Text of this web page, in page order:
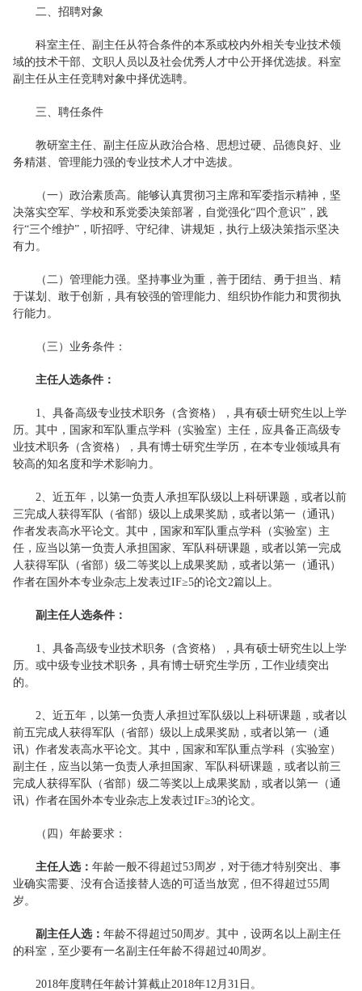
二、招聘对象
科室主任、副主任从符合条件的本系或校内外相关专业技术领
域的技术干部、文职人员以及社会优秀人才中公开择优选拔。科室
副主任从主任竞聘对象中择优选聘。
三、聘任条件
教研室主任、副主任应从政治合格、思想过硬、品德良好、业
务精湛、管理能力强的专业技术人才中选拔。
（一）政治素质高。能够认真贯彻习主席和军委指示精神，坚
决落实空军、学校和系党委决策部署，自觉强化“四个意识”，践
行“三个维护”，听招呼、守纪律、讲规矩，执行上级决策指示坚决
有力。
（二）管理能力强。坚持事业为重，善于团结、勇于担当、精
于谋划、敢于创新，具有较强的管理能力、组织协作能力和贯彻执
行能力。
（三）业务条件：
主任人选条件：
1、具备高级专业技术职务（含资格），具有硕士研究生以上学
历。其中，国家和军队重点学科（实验室）主任，应具备正高级专
业技术职务（含资格），具有博士研究生学历，在本专业领域具有
较高的知名度和学术影响力。
2、近五年，以第一负责人承担军队级以上科研课题，或者以前
三完成人获得军队（省部）级以上成果奖励，或者以第一（通讯）
作者发表高水平论文。其中，国家和军队重点学科（实验室）主
任，应当以第一负责人承担国家、军队科研课题，或者以第一完成
人获得军队（省部）级二等奖以上成果奖励，或者以第一（通讯）
作者在国外本专业杂志上发表过IF≥5的论文2篇以上。
副主任人选条件：
1、具备高级专业技术职务（含资格），具有硕士研究生以上学
历。或中级专业技术职务，具有博士研究生学历，工作业绩突出
的。
2、近五年，以第一负责人承担过军队级以上科研课题，或者以
前五完成人获得军队（省部）级以上成果奖励，或者以第一（通
讯）作者发表高水平论文。其中，国家和军队重点学科（实验室）
副主任，应当以第一负责人承担国家、军队科研课题，或者以前三
完成人获得军队（省部）级二等奖以上成果奖励，或者以第一（通
讯）作者在国外本专业杂志上发表过IF≥3的论文。
（四）年龄要求：
主任人选： 年龄一般不得超过53周岁，对于德才特别突出、事
业确实需要、没有合适接替人选的可适当放宽，但不得超过55周
岁。
副主任人选： 年龄不得超过50周岁。其中，设两名以上副主任
的科室，至少要有一名副主任年龄不得超过40周岁。
2018年度聘任年龄计算截止2018年12月31日。